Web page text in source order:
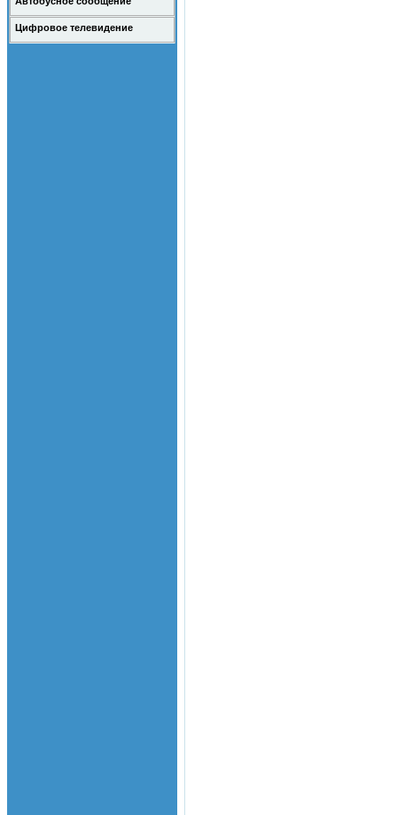
Цифровое телевидение